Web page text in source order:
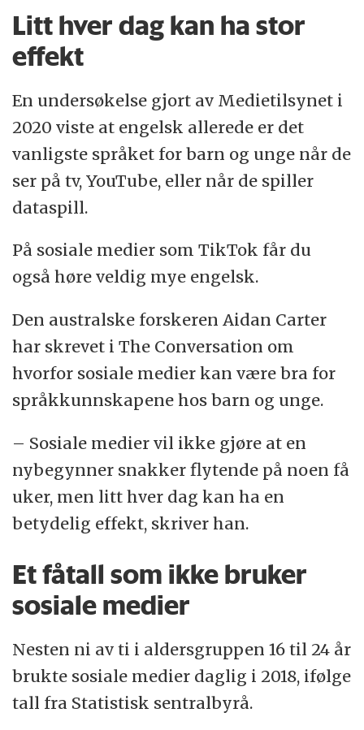
Litt hver dag kan ha stor
effekt
En undersøkelse gjort av Medietilsynet i
2020 viste at engelsk allerede er det
vanligste språket for barn og unge når de
ser på tv, YouTube, eller når de spiller
dataspill.
På sosiale medier som TikTok får du
også høre veldig mye engelsk.
Den australske forskeren Aidan Carter
har skrevet i The Conversation om
hvorfor sosiale medier kan være bra for
språkkunnskapene hos barn og unge.
– Sosiale medier vil ikke gjøre at en
nybegynner snakker flytende på noen få
uker, men litt hver dag kan ha en
betydelig effekt, skriver han.
Et fåtall som ikke bruker
sosiale medier
Nesten ni av ti i aldersgruppen 16 til 24 år
brukte sosiale medier daglig i 2018, ifølge
tall fra Statistisk sentralbyrå.